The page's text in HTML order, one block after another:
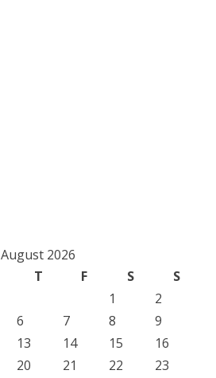
August 2026
T F S
S
1
2
6 7 8
9
13 14 15
16
20 21 22
23